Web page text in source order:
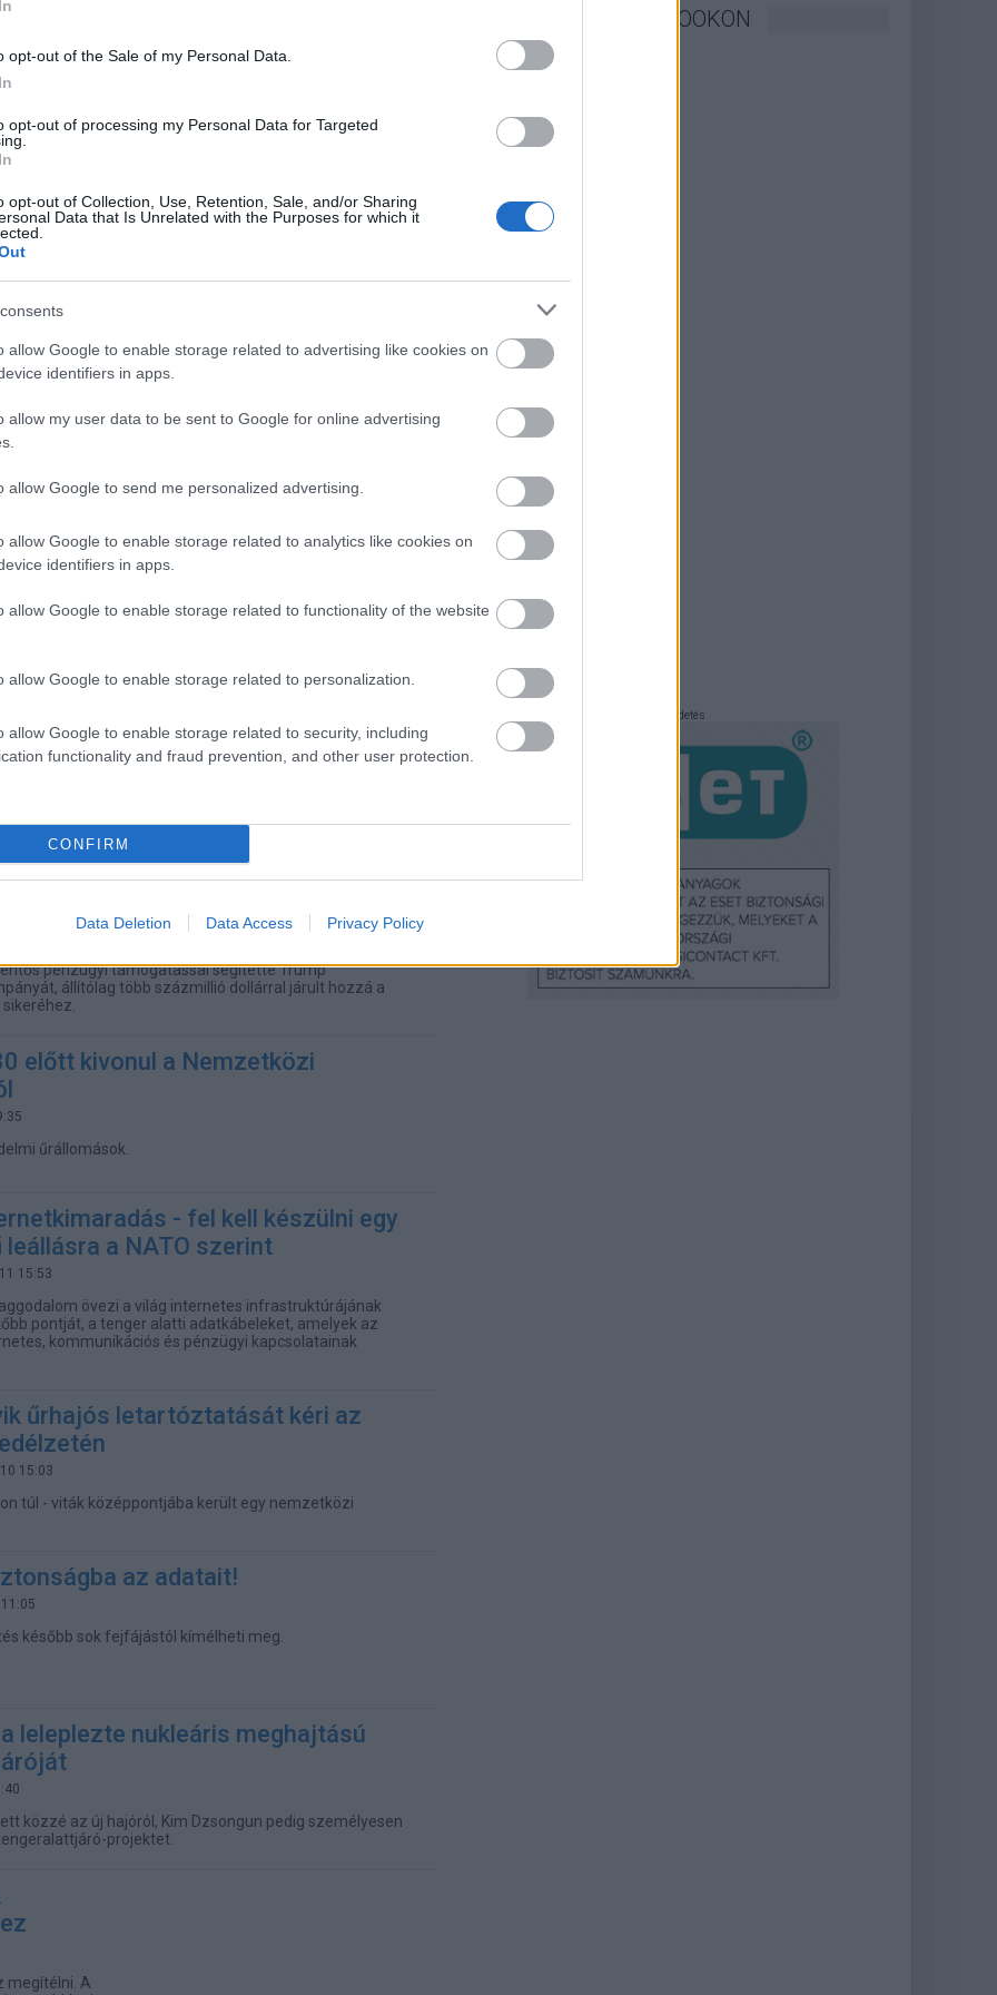
opt-out of the Sale of my Personal Data.
opt-out of processing my Personal Data for Targeted
opt-out of Collection, Use, Retention, Sale, and/or Sharing
Data that Is Unrelated with the Purposes for which it
allow Google to enable storage related to advertising like cookies on
identifiers in apps.
allow my user data to be sent to Google for online advertising
allow Google to send me personalized advertising.
allow Google to enable storage related to analytics like cookies on
identifiers in apps.
allow Google to enable storage related to functionality of the website
allow Google to enable storage related to personalization.
allow Google to enable storage related to security, including
functionality and fraud prevention, and other user protection.
CONFIRM
Data Deletion Data Access Privacy Policy
bűvöletében - ezért
nélkül és hiszünk az álhíreknek
19:55
el nem telítődünk a digitális szeméttel.
és online platformokat
platformok piaci magatartásainak vizsgálatára.
érkezik Afrikába a járványok
támogatására
09:54
diagnosztikai egység több mint húsz fertőző betegséget
megbénult Prága
hónappal azután következett be, hogy egy hasonló, bár
érintette Spanyolországot és Portugáliát. Ott
gyanakodtak, de végül egy feszültséglöket
Universal beperelte a Midjourney-t
miatt
nézve.
fejezte ki amiatt, hogy nekiment
pénzügyi támogatással segítette Trump
állítólag több százmillió dollárral járult hozzá a
előtt kivonul a Nemzetközi
űrállomások.
- fel kell készülni egy
a NATO szerint
15:53
övezi a világ internetes infrastruktúrájának
pontját, a tenger alatti adatkábeleket, amelyek az
kommunikációs és pénzügyi kapcsolatainak
űrhajós letartóztatását kéri az
15:03
túl - viták középpontjába került egy nemzetközi
az adatait!
később sok fejfájástól kímélheti meg.
leleplezte nukleáris meghajtású
közzé az új hajóról, Kim Dzsongun pedig személyesen
projektet.
megítélni. A
KÖVESSEN FACEBOOKON
Hirdetés